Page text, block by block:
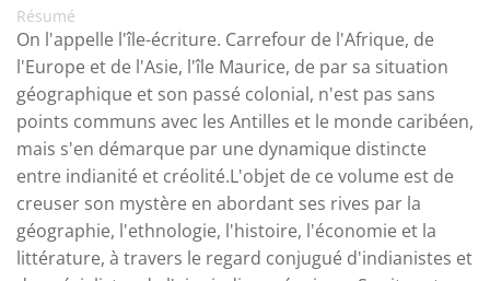
Résumé
On l'appelle l'île-écriture. Carrefour de l'Afrique, de
l'Europe et de l'Asie, l'île Maurice, de par sa situation
géographique et son passé colonial, n'est pas sans
points communs avec les Antilles et le monde caribéen,
mais s'en démarque par une dynamique distincte
entre indianité et créolité.L'objet de ce volume est de
creuser son mystère en abordant ses rives par la
géographie, l'ethnologie, l'histoire, l'économie et la
littérature, à travers le regard conjugué d'indianistes et